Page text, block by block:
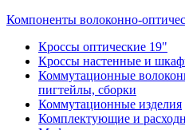
Компоненты волоконно-
Кроссы оптические 19"
Кроссы настенные и
Коммутационные
пигтейлы, сборки
Коммутационные изделия
Комплектующие и